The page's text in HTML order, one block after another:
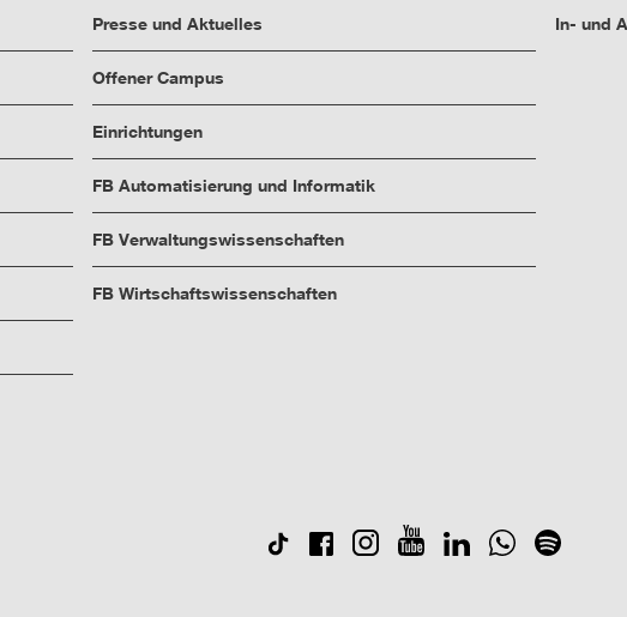
Presse und Aktuelles
Offener Campus
Einrichtungen
FB Automatisierung und Informatik
FB Verwaltungswissenschaften
FB Wirtschaftswissenschaften
In- und